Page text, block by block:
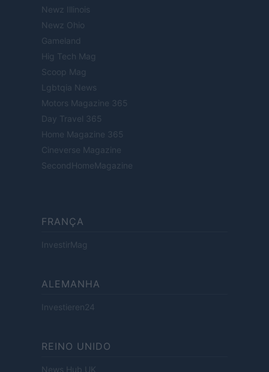
Newz Illinois
Newz Ohio
Gameland
Hig Tech Mag
Scoop Mag
Lgbtqia News
Motors Magazine 365
Day Travel 365
Home Magazine 365
Cineverse Magazine
SecondHomeMagazine
FRANÇA
InvestirMag
ALEMANHA
Investieren24
REINO UNIDO
News Hub UK